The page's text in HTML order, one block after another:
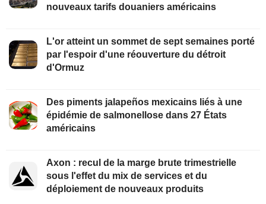
nouveaux tarifs douaniers américains
L'or atteint un sommet de sept semaines porté
par l'espoir d'une réouverture du détroit
d'Ormuz
Des piments jalapeños mexicains liés à une
épidémie de salmonellose dans 27 États
américains
Axon : recul de la marge brute trimestrielle
sous l'effet du mix de services et du
déploiement de nouveaux produits